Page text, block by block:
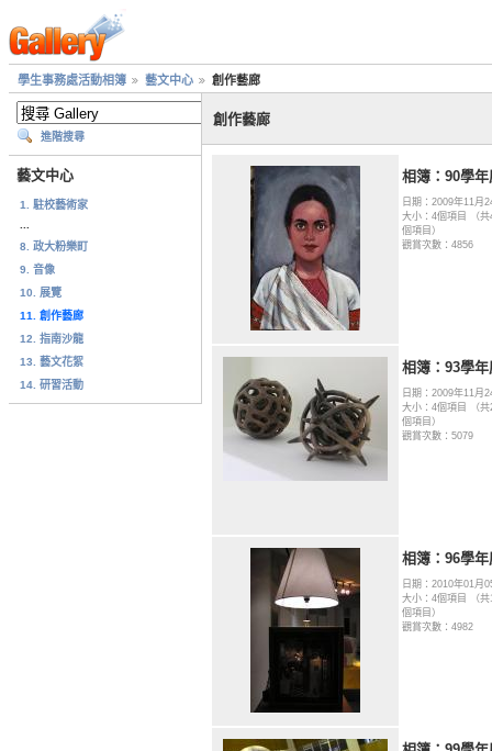
學生事務處活動相簿 藝文中心 創作藝廊
進階搜尋
藝文中心
1. 駐校藝術家
8. 政大粉樂町
9. 音像
10. 展覽
11. 創作藝廊
12. 指南沙龍
13. 藝文花絮
14. 研習活動
創作藝廊
相簿：90學年
日期：2009年11月
大小：4個項目 （共
個項目）
觀賞次數：4856
相簿：93學年
日期：2009年11月
大小：4個項目 （共
個項目）
觀賞次數：5079
相簿：96學年
日期：2010年01月
大小：4個項目 （共
個項目）
觀賞次數：4982